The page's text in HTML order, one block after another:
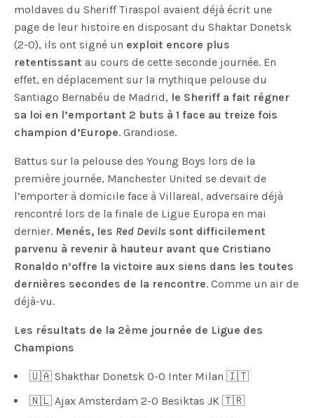
moldaves du Sheriff Tiraspol avaient déjà écrit une
page de leur histoire en disposant du Shaktar Donetsk
(2-0), ils ont signé un exploit encore plus
retentissant au cours de cette seconde journée. En
effet, en déplacement sur la mythique pelouse du
Santiago Bernabéu de Madrid, le Sheriff a fait régner
sa loi en l’emportant 2 buts à 1 face au treize fois
champion d’Europe. Grandiose.
Battus sur la pelouse des Young Boys lors de la
première journée, Manchester United se devait de
l’emporter à domicile face à Villareal, adversaire déjà
rencontré lors de la finale de Ligue Europa en mai
dernier. Menés, les Red Devils sont difficilement
parvenu à revenir à hauteur avant que Cristiano
Ronaldo n’offre la victoire aux siens dans les toutes
dernières secondes de la rencontre. Comme un air de
déjà-vu.
Les résultats de la 2ème journée de Ligue des
Champions
🇺🇦 Shakthar Donetsk 0-0 Inter Milan 🇮🇹
🇳🇱 Ajax Amsterdam 2-0 Besiktas JK 🇹🇷